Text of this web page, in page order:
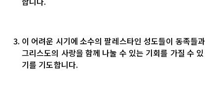
이 어려운 시기에 소수의 팔레스타인 성도들이 동족들과
그리스도의 사랑을 함께 나눌 수 있는 기회를 가질 수 있
기를 기도합니다.